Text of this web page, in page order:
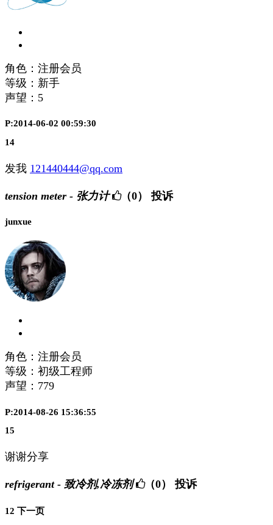
角色：注册会员
等级：新手
声望： 5
P:2014-06-02 00:59:30
14
发我 121440444@qq.com
tension meter - 张力计 （0） 投诉
junxue
角色：注册会员
等级：初级工程师
声望： 779
P:2014-08-26 15:36:55
15
谢谢分享
refrigerant - 致冷剂,冷冻剂 （0） 投诉
12 下一页